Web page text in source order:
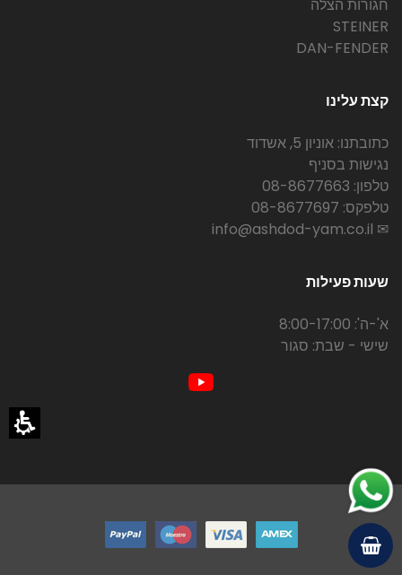
חגורות הצלה
STEINER
DAN-FENDER
קצת עלינו
כתובתנו: אוניון 5, אשדוד
נגישות בסניף
טלפון: 08-8677663
טלפקס: 08-8677697
✉ info@ashdod-yam.co.il
שעות פעילות
א'-ה': 8:00-17:00
שישי - שבת: סגור